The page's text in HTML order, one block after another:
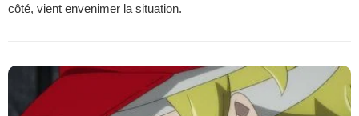
côté, vient envenimer la situation.